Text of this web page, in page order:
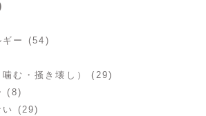
ギー (54)
噛む・掻き壊し） (29)
(8)
い (29)